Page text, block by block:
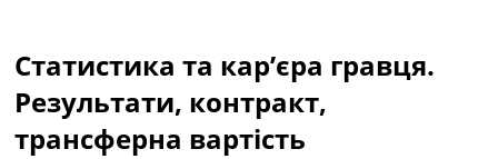
Чемпіонат Світу
Україна. Прем’єр-Ліга
Україна. Перша Ліга
Ліга Чемпіонів
Статистика та кар’єра гравця.
Результати, контракт,
трансферна вартість